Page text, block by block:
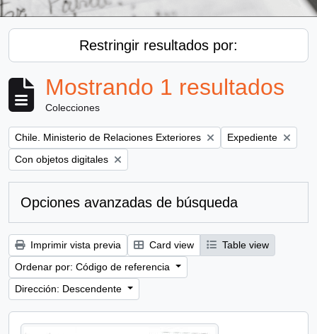
Restringir resultados por:
Mostrando 1 resultados
Colecciones
Remove filter:
Chile. Ministerio de Relaciones Exteriores Remove filter:
Expediente
Remove filter:
Con objetos digitales
Opciones avanzadas de búsqueda
Imprimir vista previa Card view
Table view
Ordenar por: Código de referencia
Dirección: Descendente